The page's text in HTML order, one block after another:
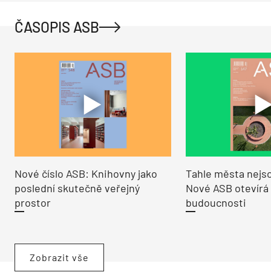
ČASOPIS ASB
Nové číslo ASB: Knihovny jako
poslední skutečně veřejný
prostor
Tahle města
Nové ASB
budoucnosti
Zobrazit vše